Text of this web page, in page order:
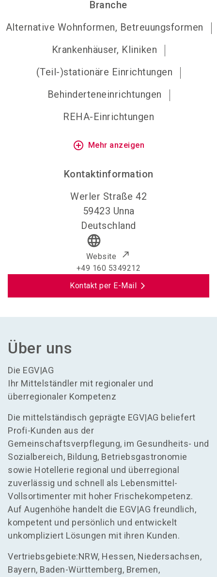
Branche
Alternative Wohnformen, Betreuungsformen
Krankenhäuser, Kliniken
(Teil-)stationäre Einrichtungen
Behinderteneinrichtungen
REHA-Einrichtungen
add_circle_outline Mehr anzeigen
Kontaktinformation
Werler Straße 42
59423 Unna
Deutschland
language
Website
+49 160 5349212
Kontakt per E-Mail
Über uns
Die EGV|AG
Ihr Mittelständler mit regionaler und
überregionaler Kompetenz
Die mittelständisch geprägte EGV|AG beliefert
Profi-Kunden aus der
Gemeinschaftsverpflegung, im Gesundheits- und
Sozialbereich, Bildung, Betriebsgastronomie
sowie Hotellerie regional und überregional
zuverlässig und schnell als Lebensmittel-
Vollsortimenter mit hoher Frischekompetenz.
Auf Augenhöhe handelt die EGV|AG freundlich,
kompetent und persönlich und entwickelt
unkompliziert Lösungen mit ihren Kunden.
Vertriebsgebiete:NRW, Hessen, Niedersachsen,
Bayern, Baden-Württemberg, Bremen,